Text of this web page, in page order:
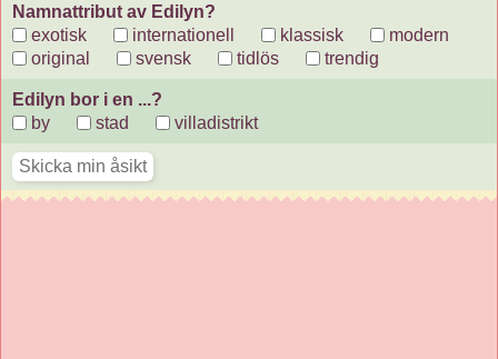
Namnattribut av Edilyn?
exotisk
internationell klassisk
modern
original
svensk tidlös trendig
Edilyn bor i en ...?
by
stad villadistrikt